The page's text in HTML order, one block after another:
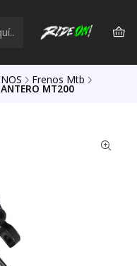
Frenos Mtb
MT200